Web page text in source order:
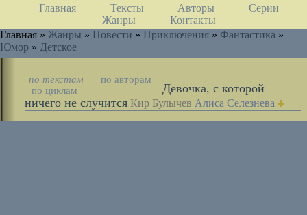
Главная Тексты Авторы
Серии
Жанры
Контакты
Главная » Жанры » Повести » Приключения » Фантастика »
Юмор » Детское
по текстам
по авторам
по циклам
Девочка, с которой
ничего не случится Кир Булычев Алиса Селезнева